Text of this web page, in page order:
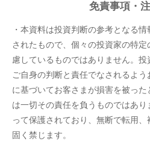
免責事項・
・本資料は投資判断の参考となる
されたもので、個々の投資家の特
慮しているものではありません。
ご自身の判断と責任でなされるよ
に基づいてお客さまが損害を被っ
は一切その責任を負うものではあ
って保護されており、無断で転用
固く禁じます。